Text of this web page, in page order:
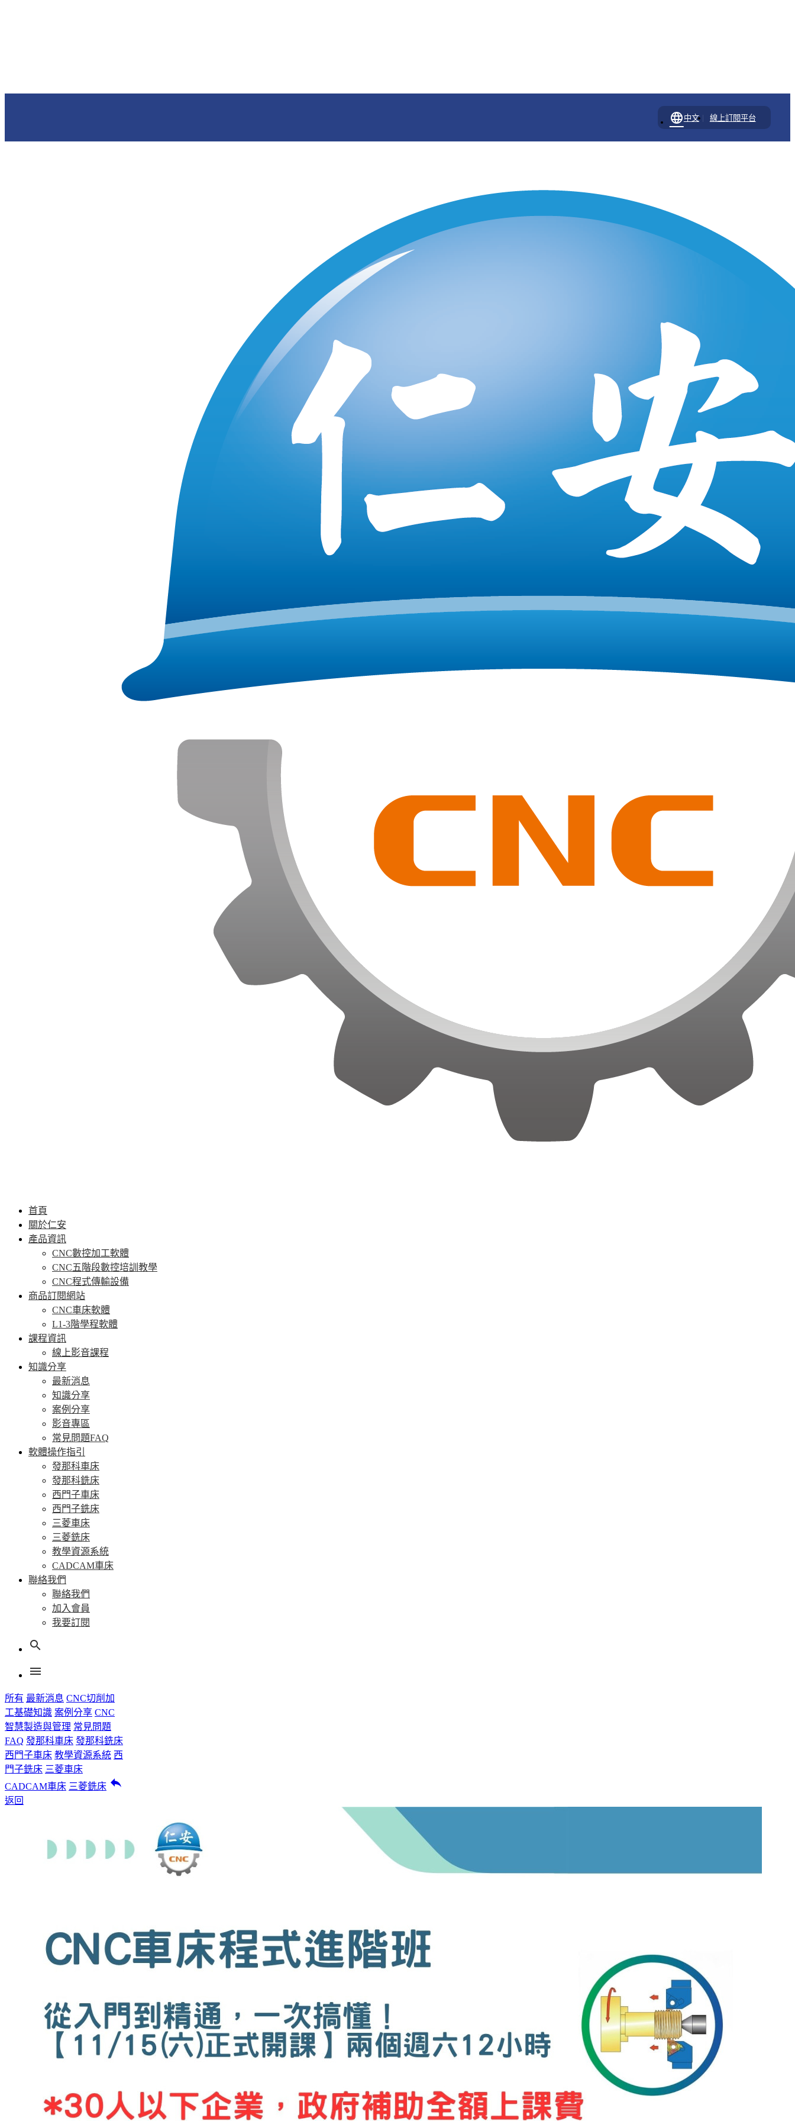
language 中文 | 線上訂閱平台
首頁
關於仁安
產品資訊
CNC數控加工軟體
CNC五階段數控培訓教學
CNC程式傳輸設備
商品訂閱網站
CNC車床軟體
L1-3階學程軟體
課程資訊
線上影音課程
知識分享
最新消息
知識分享
案例分享
影音專區
常見問題FAQ
軟體操作指引
發那科車床
發那科銑床
西門子車床
西門子銑床
三菱車床
三菱銑床
教學資源系統
CADCAM車床
聯絡我們
聯絡我們
加入會員
我要訂閱
search
menu
所有 最新消息 CNC切削加
工基礎知識 案例分享 CNC
智慧製造與管理 常見問題
FAQ 發那科車床 發那科銑床
西門子車床 教學資源系統 西
門子銑床 三菱車床
CADCAM車床 三菱銑床 reply
返回